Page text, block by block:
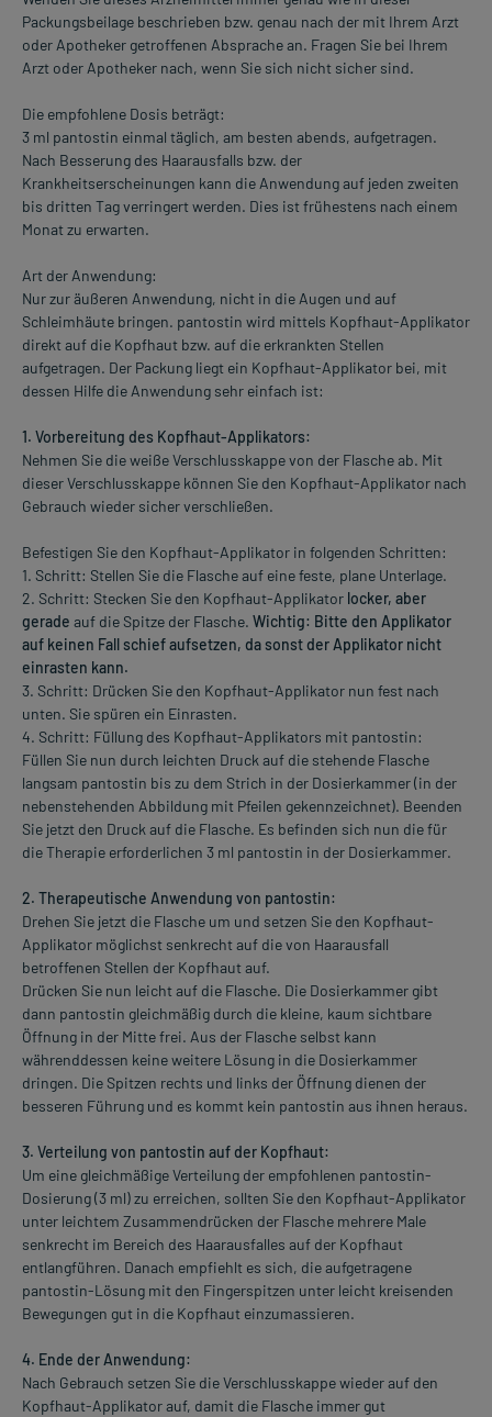
Packungsbeilage beschrieben bzw. genau nach der mit Ihrem Arzt
oder Apotheker getroffenen Absprache an. Fragen Sie bei Ihrem
Arzt oder Apotheker nach, wenn Sie sich nicht sicher sind.
Die empfohlene Dosis beträgt:
3 ml pantostin einmal täglich, am besten abends, aufgetragen.
Nach Besserung des Haarausfalls bzw. der
Krankheitserscheinungen kann die Anwendung auf jeden zweiten
bis dritten Tag verringert werden. Dies ist frühestens nach einem
Monat zu erwarten.
Art der Anwendung:
Nur zur äußeren Anwendung, nicht in die Augen und auf
Schleimhäute bringen. pantostin wird mittels Kopfhaut-Applikator
direkt auf die Kopfhaut bzw. auf die erkrankten Stellen
aufgetragen. Der Packung liegt ein Kopfhaut-Applikator bei, mit
dessen Hilfe die Anwendung sehr einfach ist:
1. Vorbereitung des Kopfhaut-Applikators:
Nehmen Sie die weiße Verschlusskappe von der Flasche ab. Mit
dieser Verschlusskappe können Sie den Kopfhaut-Applikator nach
Gebrauch wieder sicher verschließen.
Befestigen Sie den Kopfhaut-Applikator in folgenden Schritten:
1. Schritt: Stellen Sie die Flasche auf eine feste, plane Unterlage.
2. Schritt: Stecken Sie den Kopfhaut-Applikator locker, aber
gerade auf die Spitze der Flasche. Wichtig: Bitte den Applikator
auf keinen Fall schief aufsetzen, da sonst der Applikator nicht
einrasten kann.
3. Schritt: Drücken Sie den Kopfhaut-Applikator nun fest nach
unten. Sie spüren ein Einrasten.
4. Schritt: Füllung des Kopfhaut-Applikators mit pantostin:
Füllen Sie nun durch leichten Druck auf die stehende Flasche
langsam pantostin bis zu dem Strich in der Dosierkammer (in der
nebenstehenden Abbildung mit Pfeilen gekennzeichnet). Beenden
Sie jetzt den Druck auf die Flasche. Es befinden sich nun die für
die Therapie erforderlichen 3 ml pantostin in der Dosierkammer.
2. Therapeutische Anwendung von pantostin:
Drehen Sie jetzt die Flasche um und setzen Sie den Kopfhaut-
Applikator möglichst senkrecht auf die von Haarausfall
betroffenen Stellen der Kopfhaut auf.
Drücken Sie nun leicht auf die Flasche. Die Dosierkammer gibt
dann pantostin gleichmäßig durch die kleine, kaum sichtbare
Öffnung in der Mitte frei. Aus der Flasche selbst kann
währenddessen keine weitere Lösung in die Dosierkammer
dringen. Die Spitzen rechts und links der Öffnung dienen der
besseren Führung und es kommt kein pantostin aus ihnen heraus.
3. Verteilung von pantostin auf der Kopfhaut:
Um eine gleichmäßige Verteilung der empfohlenen pantostin-
Dosierung (3 ml) zu erreichen, sollten Sie den Kopfhaut-Applikator
unter leichtem Zusammendrücken der Flasche mehrere Male
senkrecht im Bereich des Haarausfalles auf der Kopfhaut
entlangführen. Danach empfiehlt es sich, die aufgetragene
pantostin-Lösung mit den Fingerspitzen unter leicht kreisenden
Bewegungen gut in die Kopfhaut einzumassieren.
4. Ende der Anwendung:
Nach Gebrauch setzen Sie die Verschlusskappe wieder auf den
Kopfhaut-Applikator auf, damit die Flasche immer gut